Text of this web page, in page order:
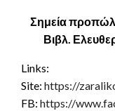
Σημεία
Βιβλ.
Links:
Site: https://
FB: https://